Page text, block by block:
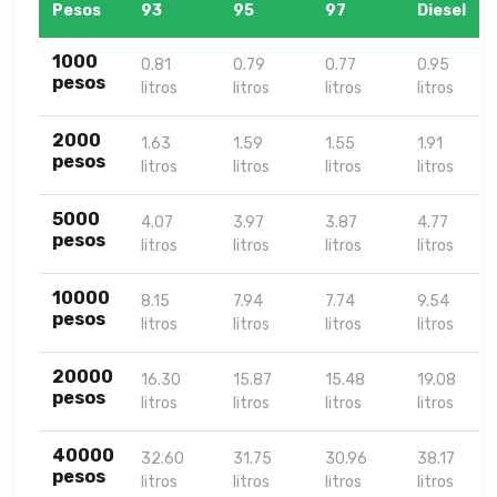
Pesos
93
95
97
Diesel
1000
pesos
0.81
litros
0.79
litros
0.77
litros
0.95
litros
2000
pesos
1.63
litros
1.59
litros
1.55
litros
1.91
litros
5000
pesos
4.07
litros
3.97
litros
3.87
litros
4.77
litros
10000
pesos
8.15
litros
7.94
litros
7.74
litros
9.54
litros
20000
pesos
16.30
litros
15.87
litros
15.48
litros
19.08
litros
40000
pesos
32.60
litros
31.75
litros
30.96
litros
38.17
litros